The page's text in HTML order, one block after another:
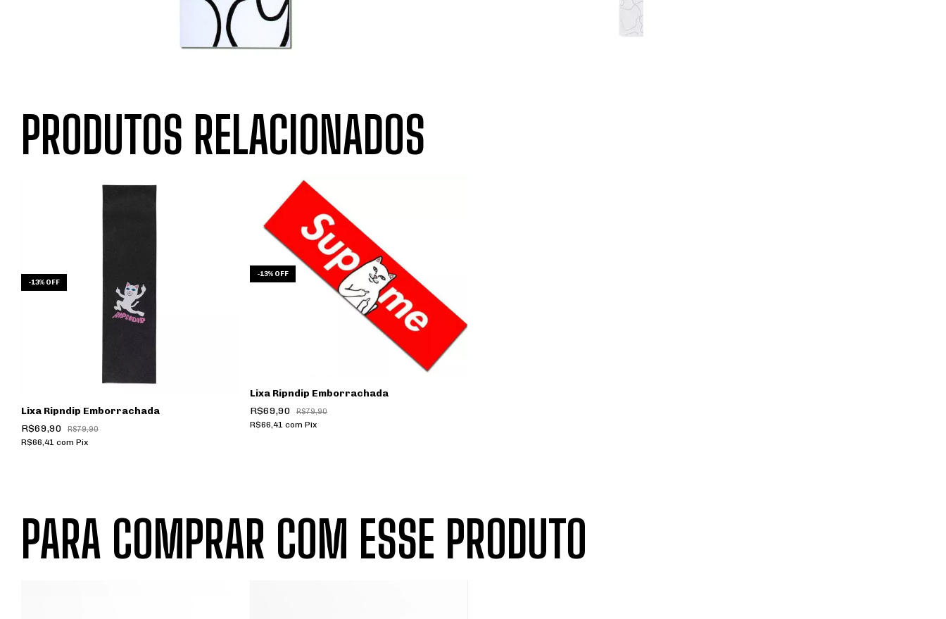
PRODUTOS RELACIONADOS
-13% OFF
Lixa Ripndip Emborrachada
R$69,90
R$79,90
R$66,41 com Pix
-13% OFF
Lixa Ripndip Emborrachada
R$69,90
R$79,90
R$66,41 com Pix
PARA COMPRAR COM ESSE PRODUTO